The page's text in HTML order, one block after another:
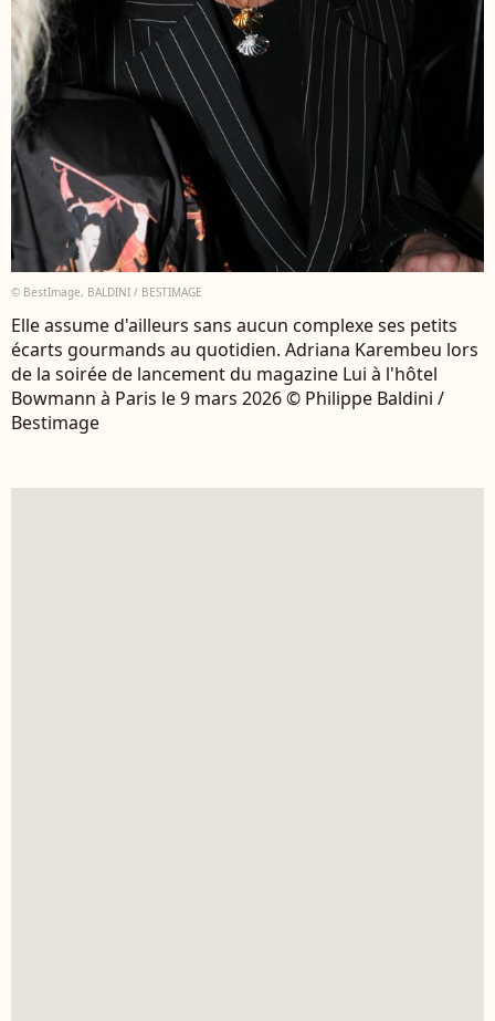
© BestImage, BALDINI / BESTIMAGE
Elle assume d'ailleurs sans aucun complexe ses petits
écarts gourmands au quotidien. Adriana Karembeu lors
de la soirée de lancement du magazine Lui à l'hôtel
Bowmann à Paris le 9 mars 2026 © Philippe Baldini /
Bestimage